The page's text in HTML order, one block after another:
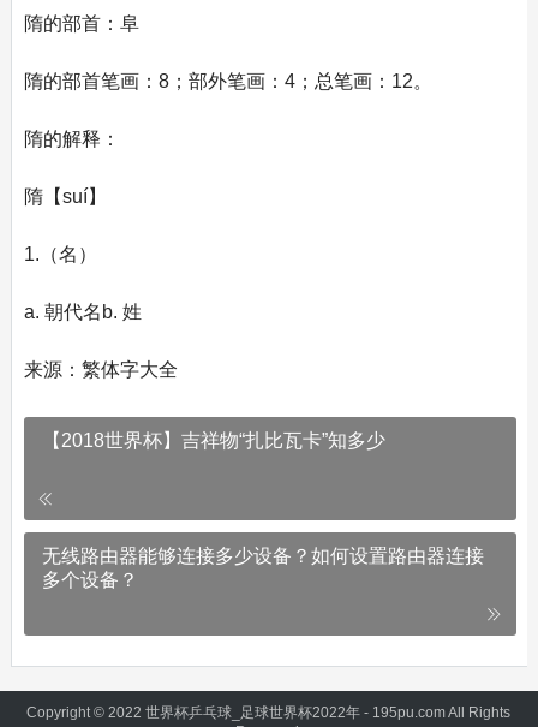
隋的部首：阜
隋的部首笔画：8；部外笔画：4；总笔画：12。
隋的解释：
隋【suí】
1.（名）
a. 朝代名b. 姓
来源：繁体字大全
【2018世界杯】吉祥物“扎比瓦卡”知多少
无线路由器能够连接多少设备？如何设置路由器连接
多个设备？
Copyright © 2022 世界杯乒乓球_足球世界杯2022年 - 195pu.com All Rights